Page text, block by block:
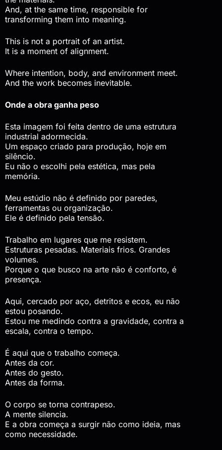
And, at the same time, responsible for
transforming them into meaning.
This is not a portrait of an artist.
It is a moment of alignment.
Where intention, body, and environment meet.
And the work becomes inevitable.
Onde a obra ganha peso
Esta imagem foi feita dentro de uma estrutura
industrial adormecida.
Um espaço criado para produção, hoje em
silêncio.
Eu não o escolhi pela estética, mas pela
memória.
Meu estúdio não é definido por paredes,
ferramentas ou organização.
Ele é definido pela tensão.
Trabalho em lugares que me resistem.
Estruturas pesadas. Materiais frios. Grandes
volumes.
Porque o que busco na arte não é conforto, é
presença.
Aqui, cercado por aço, detritos e ecos, eu não
estou posando.
Estou me medindo contra a gravidade, contra a
escala, contra o tempo.
É aqui que o trabalho começa.
Antes da cor.
Antes do gesto.
Antes da forma.
O corpo se torna contrapeso.
A mente silencia.
E a obra começa a surgir não como ideia, mas
como necessidade.